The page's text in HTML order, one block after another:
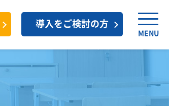
導入をご検討の方
MENU